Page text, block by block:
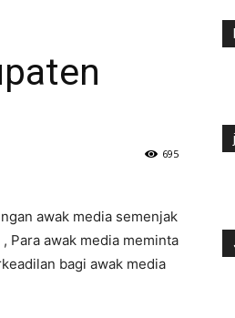
695
awak media semenjak
Para awak media meminta
bagi awak media